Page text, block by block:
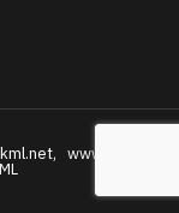
www.rcd-